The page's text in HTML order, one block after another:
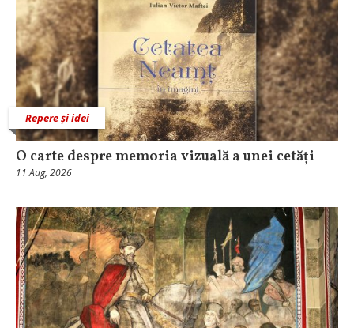
Repere și idei
O carte despre memoria vizuală a unei cetăți
11 Aug, 2026